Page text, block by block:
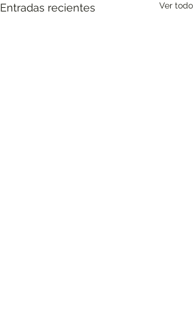
Entradas recientes Ver todo